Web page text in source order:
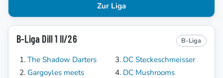
Zur Liga
B-Liga Dill 1 II/26 B-Liga
The Shadow Darters
Gargoyles meets
DC Steckeschmeisser
DC Mushrooms